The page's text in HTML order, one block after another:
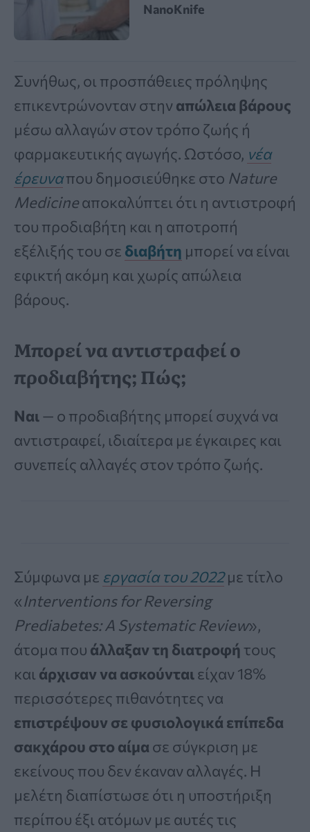
NanoKnife
Συνήθως, οι προσπάθειες πρόληψης
επικεντρώνονταν στην απώλεια βάρους
μέσω αλλαγών στον τρόπο ζωής ή
φαρμακευτικής αγωγής. Ωστόσο, νέα
έρευναπου δημοσιεύθηκε στο Nature
Medicineαποκαλύπτει ότι η αντιστροφή
του προδιαβήτη και η αποτροπή
εξέλιξής του σε διαβήτη μπορεί να είναι
εφικτή ακόμη και χωρίς απώλεια
βάρους.
Μπορεί να αντιστραφεί ο
προδιαβήτης; Πώς;
Ναι— ο προδιαβήτης μπορεί συχνά να
αντιστραφεί, ιδιαίτερα με έγκαιρες και
συνεπείς αλλαγές στον τρόπο ζωής.
Σύμφωνα με εργασία του 2022με τίτλο
«Interventions for Reversing
Prediabetes: A Systematic Review»,
άτομα που άλλαξαν τη διατροφή τους
και άρχισαν να ασκούνταιείχαν 18%
περισσότερες πιθανότητες να
επιστρέψουν σε φυσιολογικά επίπεδα
σακχάρου στο αίμα σε σύγκριση με
εκείνους που δεν έκαναν αλλαγές. Η
μελέτη διαπίστωσε ότι η υποστήριξη
περίπου έξι ατόμων με αυτές τις